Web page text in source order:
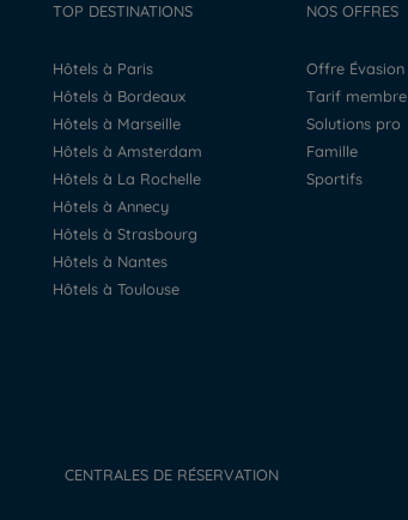
TOP DESTINATIONS
Hôtels à Paris
Hôtels à Bordeaux
Hôtels à Marseille
Hôtels à Amsterdam
Hôtels à La Rochelle
Hôtels à Annecy
Hôtels à Strasbourg
Hôtels à Nantes
Hôtels à Toulouse
NOS OFFRES
Offre Évasion
Tarif membre
Solutions pro
Famille
Sportifs
CENTRALES DE RÉSERVATION